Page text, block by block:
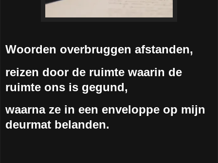
Woorden overbruggen afstanden,
reizen door de ruimte waarin de
ruimte ons is gegund,
waarna ze in een enveloppe op mijn
deurmat belanden.